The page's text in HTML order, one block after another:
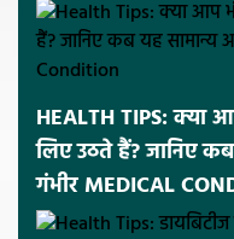
HEALTH TIPS: क्या
लिए उठते हैं? जानिए
गंभीर MEDICAL